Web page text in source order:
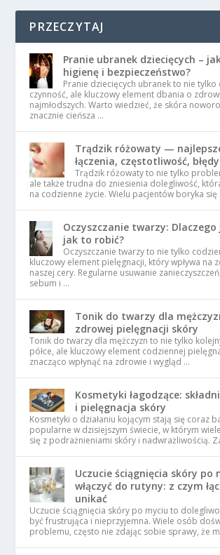
PRZECZYTAJ
Pranie ubranek dziecięcych –
higienę i bezpieczeństwo?
Pranie dziecięcych ubranek to nie tylko
czynność, ale kluczowy element dbania o
najmłodszych. Warto wiedzieć, że skóra
znacznie cieńsza …
Trądzik różowaty —
łączenia, częstotliwość, błędy
Trądzik różowaty to nie tylko
ale także trudna do zniesienia dolegliwość,
na codzienne życie. Wielu pacjentów boryka
Oczyszczanie twarzy: Dlaczego
jak to robić?
Oczyszczanie twarzy to nie tylko
kluczowy element pielęgnacji, który wpływa na
naszej cery. Regularne usuwanie
sebum i …
Tonik do twarzy dla
zdrowej pielęgnacji skóry
Tonik do twarzy dla mężczyzn to nie tylko
półce, ale kluczowy element codziennej
znacząco wpłynąć na zdrowie i wygląd …
Kosmetyki łagodzące:
i pielęgnacja skóry
Kosmetyki o działaniu kojącym stają się coraz
popularne w dzisiejszym świecie, w którym
się z podrażnieniami skóry i nadwrażliwością.
Uczucie ściągnięcia skóry
włączyć do rutyny: z czym
unikać
Uczucie ściągnięcia skóry po myciu to
być frustrująca i nieprzyjemna. Wiele osób
problemu, często nie zdając sobie sprawy, że